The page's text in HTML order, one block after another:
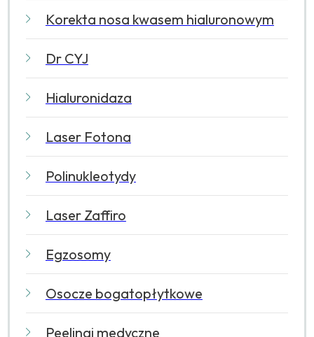
Korekta nosa kwasem hialuronowym
Dr CYJ
Hialuronidaza
Laser Fotona
Polinukleotydy
Laser Zaffiro
Egzosomy
Osocze bogatopłytkowe
Peelingi medyczne